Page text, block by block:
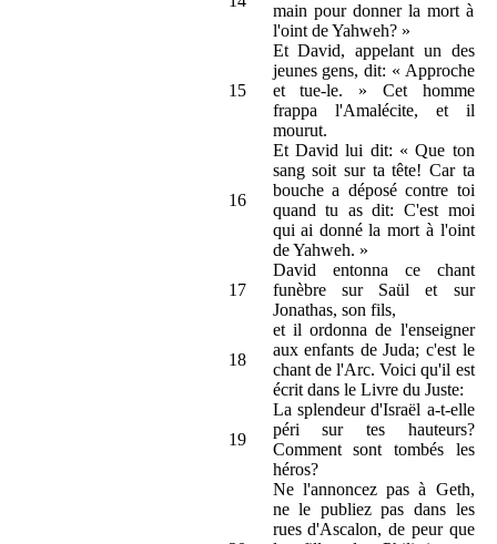
main pour donner la mort à
l'oint de Yahweh? »
15
Et David, appelant un des
jeunes gens, dit: « Approche
et tue-le. » Cet homme
frappa l'Amalécite, et il
mourut.
16
Et David lui dit: « Que ton
sang soit sur ta tête! Car ta
bouche a déposé contre toi
quand tu as dit: C'est moi
qui ai donné la mort à l'oint
de Yahweh. »
17
David entonna ce chant
funèbre sur Saül et sur
Jonathas, son fils,
18
et il ordonna de l'enseigner
aux enfants de Juda; c'est le
chant de l'Arc. Voici qu'il est
écrit dans le Livre du Juste:
19
La splendeur d'Israël a-t-elle
péri sur tes hauteurs?
Comment sont tombés les
héros?
Ne l'annoncez pas à Geth,
ne le publiez pas dans les
rues d'Ascalon, de peur que